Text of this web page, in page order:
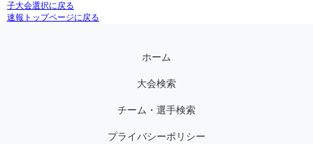
子大会選択に戻る
速報トップページに戻る
ホーム
大会検索
チーム・選手検索
プライバシーポリシー